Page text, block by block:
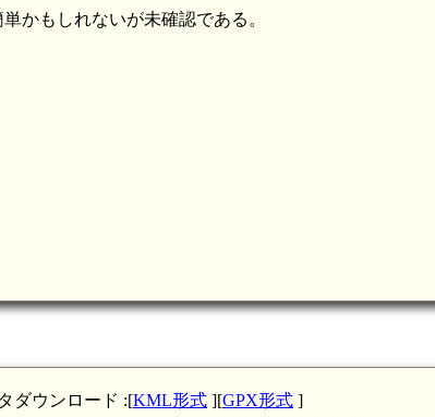
かもしれないが未確認である。
ダウンロード :[KML形式 ][GPX形式 ]
近江 別所山砦(4.8km)
近江 中